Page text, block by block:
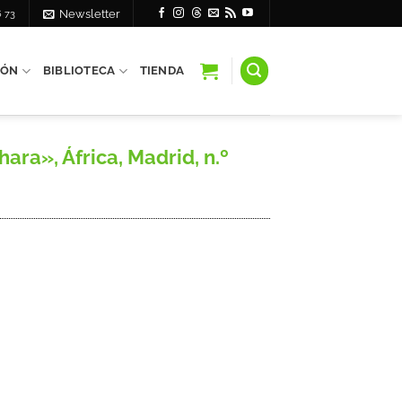
73 Newsletter
BIBLIOTECA TIENDA
África, Madrid, n.º